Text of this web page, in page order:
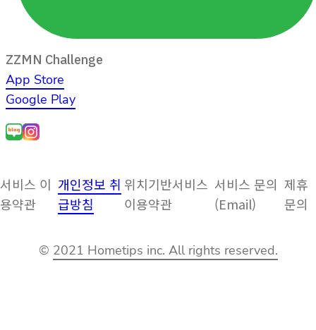
ZZMN Challenge
App Store
Google Play
서비스 이
용약관
개인정보 취
급방침
위치기반서비스
이용약관
서비스 문의
(Email)
제휴
문의
© 2021 Hometips inc. All rights reserved.